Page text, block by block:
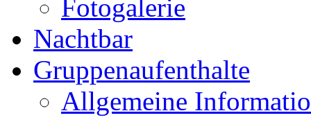
Fotogalerie
Nachtbar
Gruppenaufenthalte
Allgemeine